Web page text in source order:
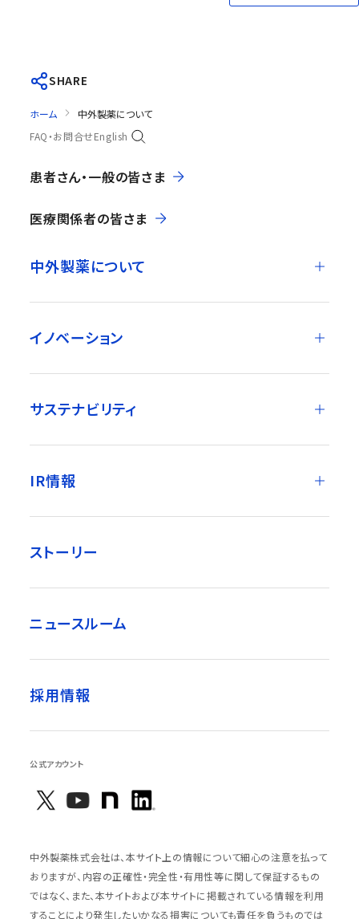
SHARE
ホーム
中外製薬について
FAQ・お問合せEnglish
患者さん・一般の皆さま
医療関係者の皆さま
中外製薬について
イノベーション
サステナビリティ
IR情報
ストーリー
ニュースルーム
採用情報
公式アカウント
中外製薬株式会社は、本サイト上の情報について細心の注意を払って
おりますが、内容の正確性・完全性・有用性等に関して保証するもの
ではなく、また、本サイトおよび本サイトに掲載されている情報を利用
することにより発生したいかなる損害についても責任を負うものでは